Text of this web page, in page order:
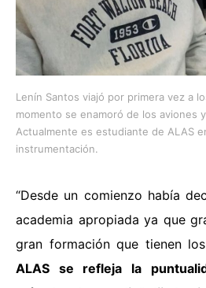
Lenín Santos viajó por primera vez a
momento se enamoró de los aviones
Actualmente es estudiante de ALAS
instrumentación.
“Desde un comienzo había
academia apropiada ya que
gran formación que tienen
ALAS se refleja la